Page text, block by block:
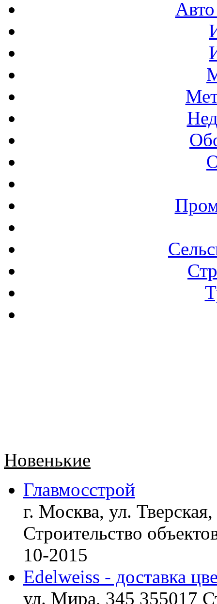
Новенькие
Главмосстрой
г. Москва, ул.
Строительство
10-2015
Edelweiss - доставка
ул. Мира, 345 355017